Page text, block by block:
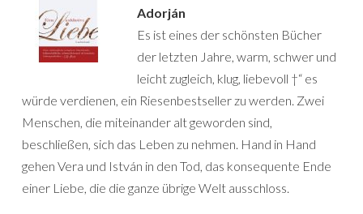
Adorján
Es ist eines der schönsten Bücher
der letzten Jahre, warm, schwer und
leicht zugleich, klug, liebevoll †“ es
würde verdienen, ein Riesenbestseller zu werden. Zwei
Menschen, die miteinander alt geworden sind,
beschließen, sich das Leben zu nehmen. Hand in Hand
gehen Vera und István in den Tod, das konsequente Ende
einer Liebe, die die ganze übrige Welt ausschloss.